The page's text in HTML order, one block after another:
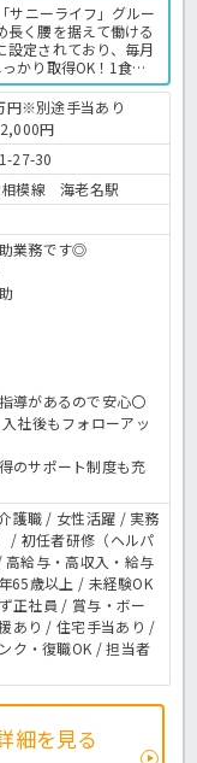
サニーライフ」グルー
長く腰を据えて働ける
定されており、毎月
かり取得OK！1食
まずはお気軽にほっ
ムでの介護業務全般
人＞
円※別途手当あり
円
27-30
相模線 海老名駅
業務です◎
導があるので安心〇
社後もフォローアッ
のサポート制度も充
護職 / 女性活躍 / 実務
/ 初任者研修（ヘルパ
給与・高収入・給与
65歳以上 / 未経験OK
正社員 / 賞与・ボー
あり / 住宅手当あり /
ク・復職OK / 担当者
細を見る